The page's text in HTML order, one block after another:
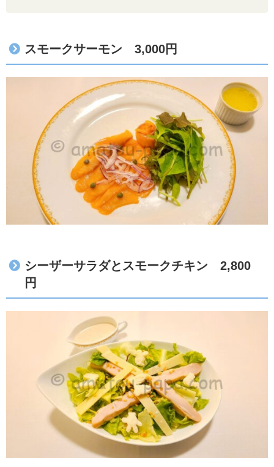
スモークサーモン 3,000円
シーザーサラダとスモークチキン 2,800
円